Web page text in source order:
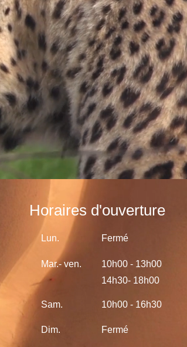
Horaires d'ouverture
Lun. Fermé
Mar.- ven.
10h00 - 13h00
14h30- 18h00
Sam. ​10h00 - 16h30
​Dim. Fermé